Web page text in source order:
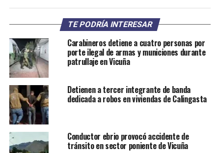
TE PODRÍA INTERESAR
Carabineros detiene a cuatro personas por
porte ilegal de armas y municiones durante
patrullaje en Vicuña
Detienen a tercer integrante de banda
dedicada a robos en viviendas de Calingasta
Conductor ebrio provocó accidente de
tránsito en sector poniente de Vicuña